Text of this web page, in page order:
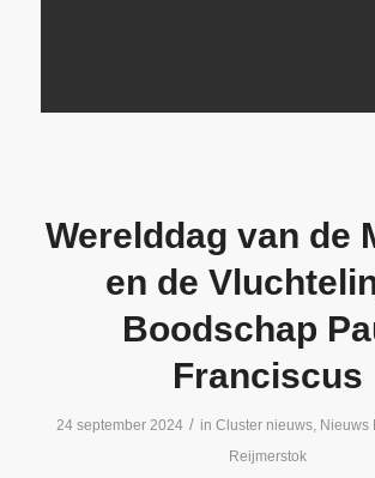
Werelddag van de
en de
Boodschap
Franciscus
24 september 2024 / inCluster nieuws Nieuws
Reijmerstok